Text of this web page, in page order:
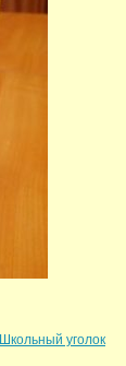
Школьный уголок